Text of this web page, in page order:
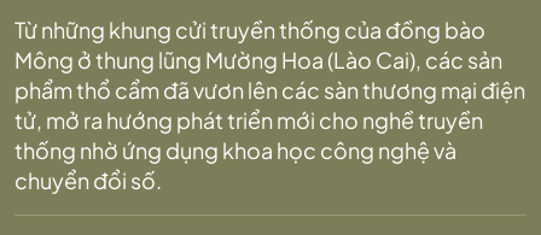
Từ những khung cửi truyền thống của đồng bào
Mông ở thung lũng Mường Hoa (Lào Cai), các sản
phẩm thổ cẩm đã vươn lên các sàn thương mại điện
tử, mở ra hướng phát triển mới cho nghề truyền
thống nhờ ứng dụng khoa học công nghệ và
chuyển đổi số.